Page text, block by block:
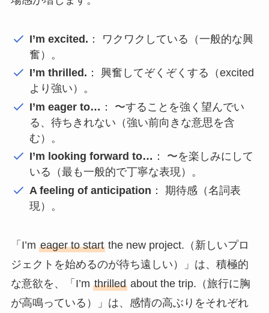
I’m excited. ： ワクワクしている（一般的な興
奮）。
I’m thrilled. ： 興奮してぞくぞくする（excited
より強い）。
I’m eager to… ： 〜することを強く望んでい
る、待ちきれない（強い前向きな意思を含
む）。
I’m looking forward to… ： 〜を楽しみにして
いる（最も一般的で丁寧な表現）。
A feeling of anticipation ： 期待感（名詞表
現）。
「I’m eager to startthe new project.（新しいプロ
ジェクトを始めるのが待ち遠しい）」は、積極的
な意欲を、「I’m thrilledabout the trip.（旅行に胸
が高鳴っている）」は、感情の高ぶりをそれぞれ